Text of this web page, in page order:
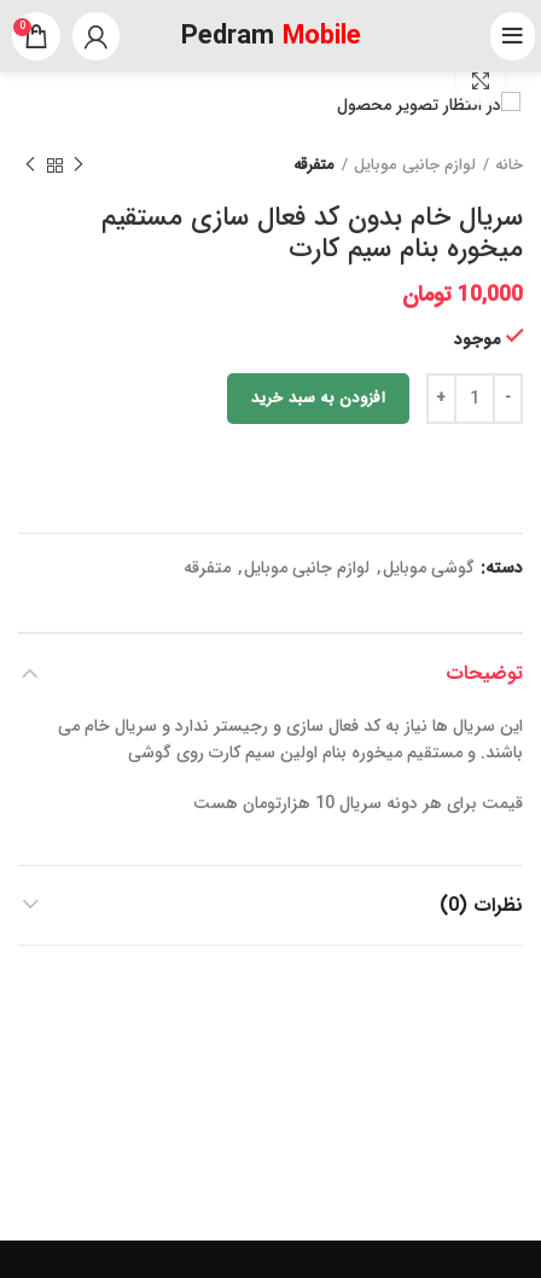
Pedram Mobile
0
خانه لوازم جانبی موبایل متفرقه
سریال خام بدون کد فعال سازی مستقیم
میخوره بنام سیم کارت
10,000 تومان
موجود
افزودن به سبد خرید
دسته: گوشی موبایل, لوازم جانبی موبایل, متفرقه
توضیحات
این سریال ها نیاز به کد فعال سازی و رجیستر ندارد و سریال خام می
باشند. و مستقیم میخوره بنام اولین سیم کارت روی گوشی
قیمت برای هر دونه سریال 10 هزارتومان هست
نظرات (0)